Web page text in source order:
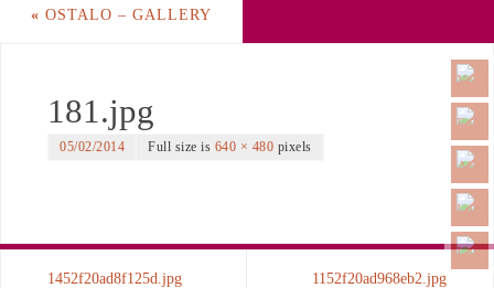
« OSTALO – GALLERY
181.jpg
05/02/2014 Full size is 640 × 480 pixels
1452f20ad8f125d.jpg 1152f20ad968eb2.jpg